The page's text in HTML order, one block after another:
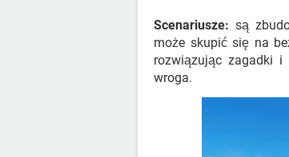
Scenariusze: są
może skupić się na
rozwiązując zagadki i
wroga.